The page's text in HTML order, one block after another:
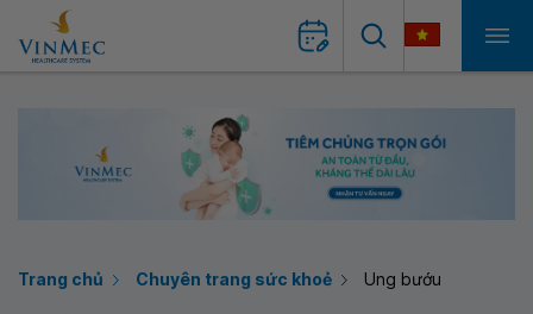
Trang chủ Chuyên trang sức khoẻ Ung bướu